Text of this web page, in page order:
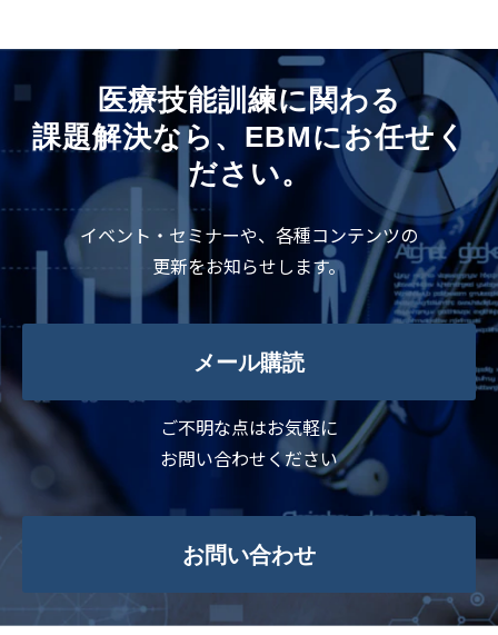
医療技能訓練に関わる
課題解決なら、EBMにお任せく
ださい。
イベント・セミナーや、各種コンテンツの
更新をお知らせします。
メール購読
ご不明な点はお気軽に
お問い合わせください
お問い合わせ